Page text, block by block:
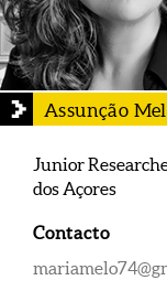
Assunção
Junior
dos Açores
Contacto